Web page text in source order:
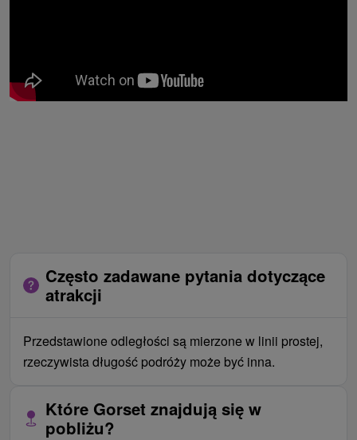
Często zadawane pytania dotyczące
atrakcji
Przedstawione odległości są mierzone w linii prostej,
rzeczywista długość podróży może być inna.
Które Gorset znajdują się w
pobliżu?